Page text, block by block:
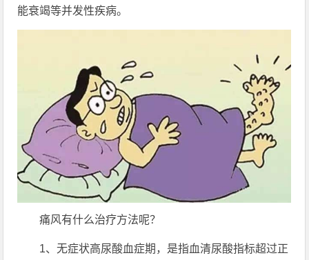
能衰竭等并发性疾病。
痛风有什么治疗方法呢？
​1、无症状高尿酸血症期，是指血清尿酸指标超过正